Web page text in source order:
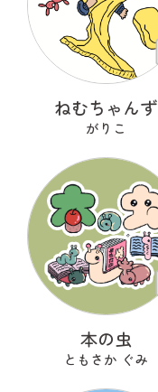
ねむちゃんず
がりこ
本の虫
ともさか ぐみ